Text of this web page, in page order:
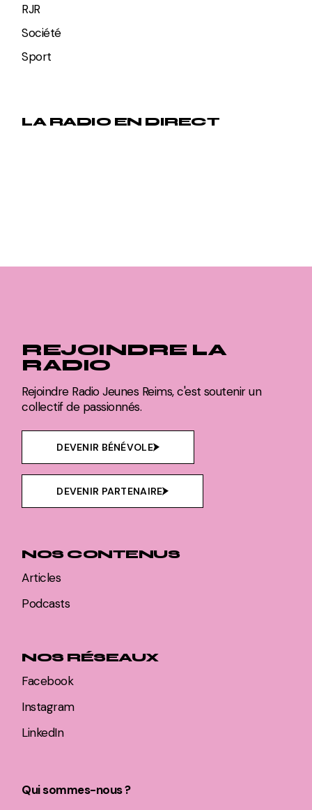
RJR
Société
Sport
LA RADIO EN DIRECT
REJOINDRE LA
RADIO
Rejoindre Radio Jeunes Reims, c'est soutenir un
collectif de passionnés.
DEVENIR BÉNÉVOLE
DEVENIR PARTENAIRE
NOS CONTENUS
Articles
Podcasts
NOS RÉSEAUX
Facebook
Instagram
LinkedIn
Qui sommes-nous ?